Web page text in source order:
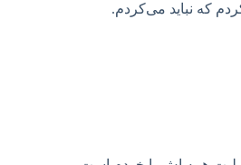
که نباید می‌کردم.